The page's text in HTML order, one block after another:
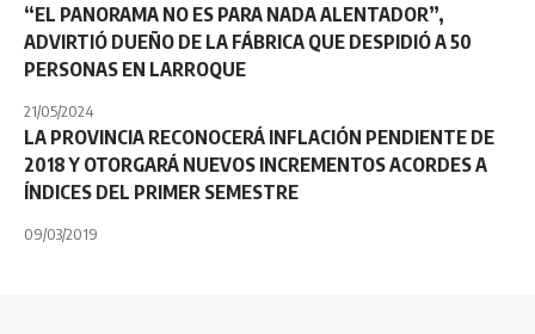
“EL PANORAMA NO ES PARA NADA ALENTADOR”,
ADVIRTIÓ DUEÑO DE LA FÁBRICA QUE DESPIDIÓ A 50
PERSONAS EN LARROQUE
21/05/2024
LA PROVINCIA RECONOCERÁ INFLACIÓN PENDIENTE DE
2018 Y OTORGARÁ NUEVOS INCREMENTOS ACORDES A
ÍNDICES DEL PRIMER SEMESTRE
09/03/2019